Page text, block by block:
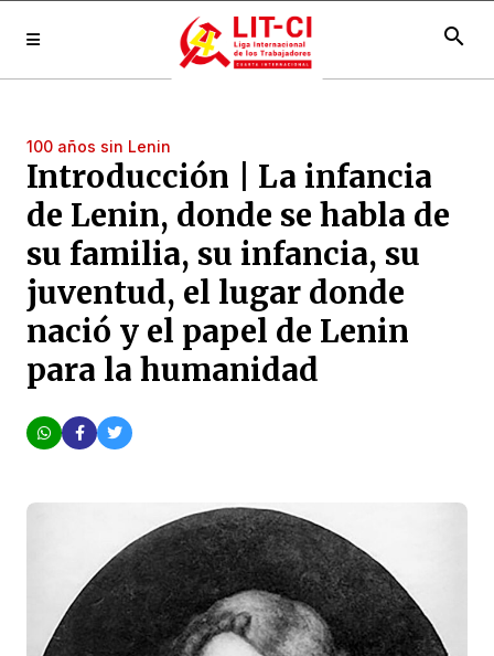
search
100 años sin Lenin
Introducción | La infancia
de Lenin, donde se habla de
su familia, su infancia, su
juventud, el lugar donde
nació y el papel de Lenin
para la humanidad